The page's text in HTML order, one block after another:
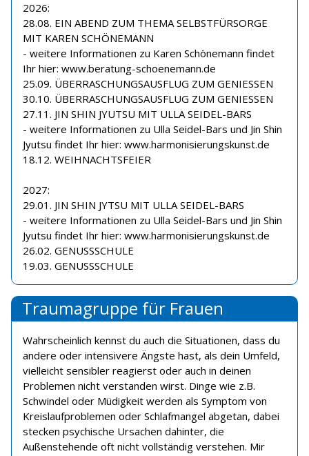
2026:
28.08. EIN ABEND ZUM THEMA SELBSTFÜRSORGE
MIT KAREN SCHÖNEMANN
- weitere Informationen zu Karen Schönemann findet
Ihr hier: www.beratung-schoenemann.de
25.09. ÜBERRASCHUNGSAUSFLUG ZUM GENIESSEN
30.10. ÜBERRASCHUNGSAUSFLUG ZUM GENIESSEN
27.11. JIN SHIN JYUTSU MIT ULLA SEIDEL-BARS
- weitere Informationen zu Ulla Seidel-Bars und Jin Shin
Jyutsu findet Ihr hier: www.harmonisierungskunst.de
18.12. WEIHNACHTSFEIER
2027:
29.01. JIN SHIN JYTSU MIT ULLA SEIDEL-BARS
- weitere Informationen zu Ulla Seidel-Bars und Jin Shin
Jyutsu findet Ihr hier: www.harmonisierungskunst.de
26.02. GENUSSSCHULE
19.03. GENUSSSCHULE
Traumagruppe für Frauen
Wahrscheinlich kennst du auch die Situationen, dass du
andere oder intensivere Ängste hast, als dein Umfeld,
vielleicht sensibler reagierst oder auch in deinen
Problemen nicht verstanden wirst. Dinge wie z.B.
Schwindel oder Müdigkeit werden als Symptom von
Kreislaufproblemen oder Schlafmangel abgetan, dabei
stecken psychische Ursachen dahinter, die
Außenstehende oft nicht vollständig verstehen. Mir